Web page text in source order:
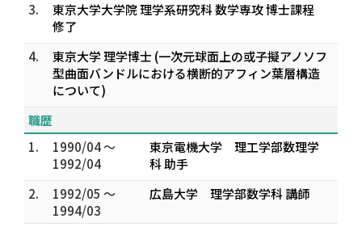
3.
東京大学大学院 理学系研究科 数学専攻 博士課程
修了
4.
東京大学 理学博士 (一次元球面上の或子擬アノソフ
型曲面バンドルにおける横断的アフィン葉層構造
について)
職歴
1.
1990/04 ～
1992/04
東京電機大学 理工学部数理学
科 助手
2.
1992/05 ～
1994/03
広島大学 理学部数学科 講師